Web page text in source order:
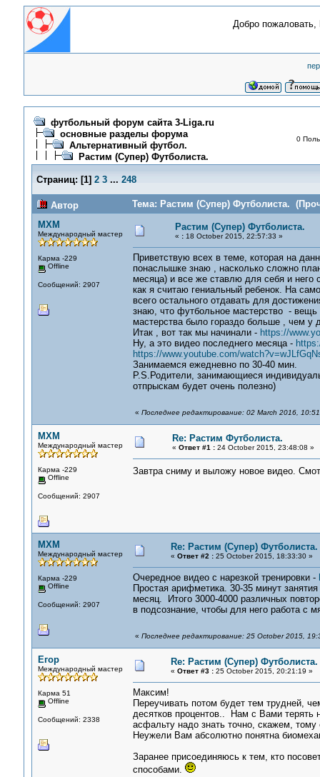
Добро пожаловать,
футбольный форум сайта 3-Liga.ru
основные разделы форума
Альтернативный футбол.
Растим (Супер) Футболиста.
0
Страниц: [1] 2 3 ... 248
Автор
Тема: Растим (Супер) Футболиста.
MXM
Международный мастер
Карма -229
Offline
Сообщений: 2907
Растим (Супер) Футболиста.
« :18 October 2015, 22:57:33 »
Приветствую всех в теме, которая на
понаслышке знаю , насколько сложно
месяца) и все же ставлю для себя и него
как я считаю гениальный ребенок. На
всего остального отдавать для
знаю, что футбольное мастерство - вещь
мастерства было гораздо больше , чем у
Итак , вот так мы начинали - https://
Ну, а это видео последнего месяца -
https://www.youtube.com/
Занимаемся ежедневно по 30-40 мин.
P.S.Родители, занимающиеся
отпрыскам будет очень полезно)
« Последнее редактирование: 02 March 2016,
MXM
Международный мастер
Карма -229
Offline
Сообщений: 2907
Re: Растим Футболиста.
« Ответ #1 :24 October 2015, 23:48:08 »
Завтра сниму и выложу новое видео.
MXM
Международный мастер
Карма -229
Offline
Сообщений: 2907
Re: Растим (Супер) Футболиста.
« Ответ #2 :25 October 2015, 18:33:30 »
Очередное видео с нарезкой тренировки -
Простая арифметика. 30-35 минут
месяц. Итого 3000-4000 различных
в подсознание, чтобы для него работа с
« Последнее редактирование: 25 October 2015,
Егор
Международный мастер
Карма 51
Offline
Сообщений: 2338
Re: Растим (Супер) Футболиста.
« Ответ #3 :25 October 2015, 20:21:19 »
Максим!
Переучивать потом будет тем трудней,
десятков процентов.. Нам с Вами терять
асфальту надо знать точно, скажем, тому
Неужели Вам абсолютно понятна
Заранее присоединяюсь к тем, кто
способами.